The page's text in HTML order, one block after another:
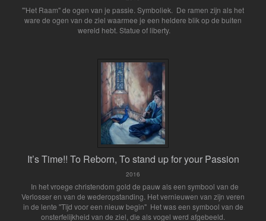
"'Het Raam" de ogen van je passie. Symboliek. De ramen zijn als het
ware de ogen van de ziel waarmee je een heldere blik op de buiten
wereld hebt. Statue of liberty.
It’s Time!! To Reborn, To stand up for your Passion
2016
In het vroege christendom gold de pauw als een symbool van de
Verlosser en van de wederopstanding. Het vernieuwen van zijn veren
in de lente "Tijd voor een nieuw begin" Het was een symbool van de
onsterfelijkheid van de ziel, die als vogel werd afgebeeld.